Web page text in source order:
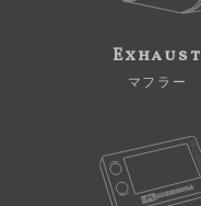
Exhaust
マフラー